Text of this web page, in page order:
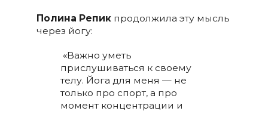
Полина Репикпродолжила эту мысль
через йогу:
«Важно уметь
прислушиваться к своему
телу. Йога для меня — не
только про спорт, а про
момент концентрации и